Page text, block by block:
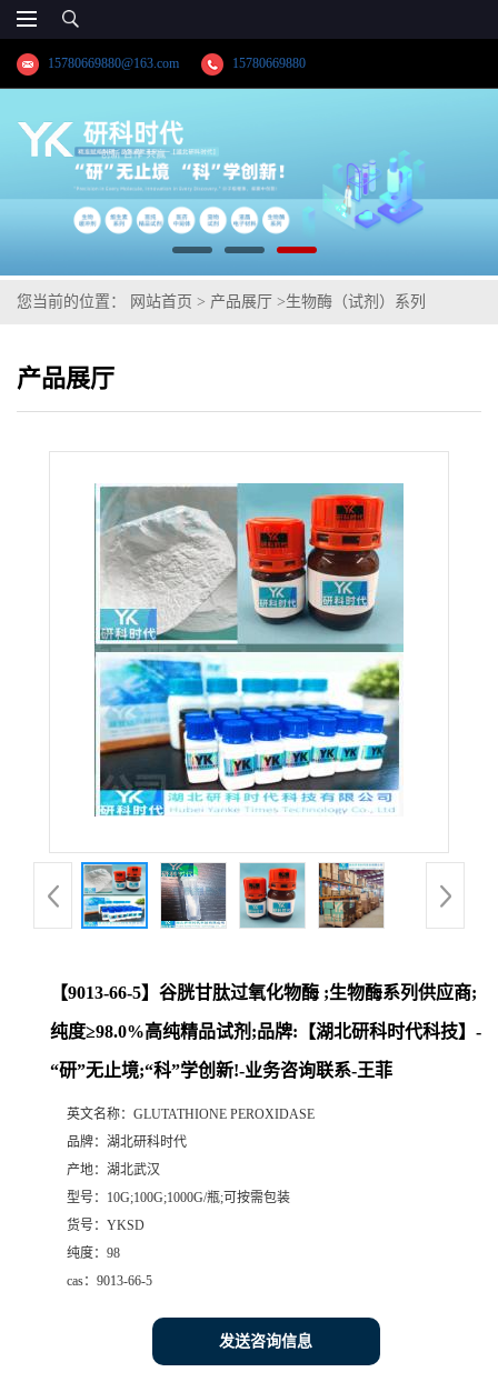
15780669880@163.com 15780669880
您当前的位置： 网站首页 > 产品展厅 >生物酶（试剂）系列
高纯精品试剂;品牌:【湖北研科时代科技】-“研”无止境;“科”学创新!-
产品展厅
【9013-66-5】谷胱甘肽过氧化物酶 ;生物酶系列供应商;
纯度≥98.0%高纯精品试剂;品牌:【湖北研科时代科技】-
“研”无止境;“科”学创新!-业务咨询联系-王菲
英文名称： GLUTATHIONE PEROXIDASE
品牌： 湖北研科时代
产地： 湖北武汉
型号： 10G;100G;1000G/瓶;可按需包装
货号： YKSD
纯度： 98
cas： 9013-66-5
发送咨询信息